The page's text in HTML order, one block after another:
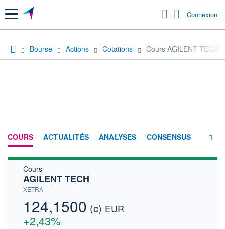
Menu Connexion
Bourse Actions Cotations Cours AGILENT TECH
COURS ACTUALITÉS ANALYSES CONSENSUS
ACTIONNAIRES
Cours
AGILENT TECH
XETRA
124,1500 (c) EUR
+2,43%